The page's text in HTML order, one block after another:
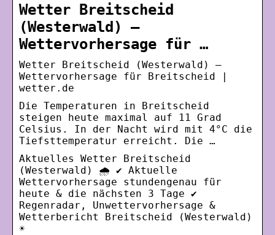
Wetter Breitscheid
(Westerwald) –
Wettervorhersage für …
Wetter Breitscheid (Westerwald) –
Wettervorhersage für Breitscheid |
wetter.de
Die Temperaturen in Breitscheid
steigen heute maximal auf 11 Grad
Celsius. In der Nacht wird mit 4°C die
Tiefsttemperatur erreicht. Die …
Aktuelles Wetter Breitscheid
(Westerwald) 🌧️ ✔ Aktuelle
Wettervorhersage stundengenau für
heute & die nächsten 3 Tage ✔
Regenradar, Unwettervorhersage &
Wetterbericht Breitscheid (Westerwald)
☀